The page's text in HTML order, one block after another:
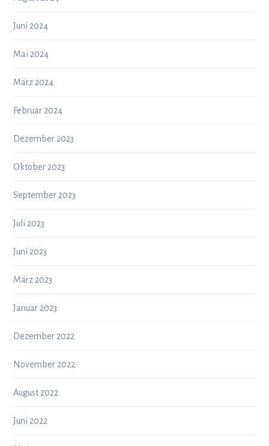
Juni 2024
Mai 2024
März 2024
Februar 2024
Dezember 2023
Oktober 2023
September 2023
Juli 2023
Juni 2023
März 2023
Januar 2023
Dezember 2022
November 2022
August 2022
Juni 2022